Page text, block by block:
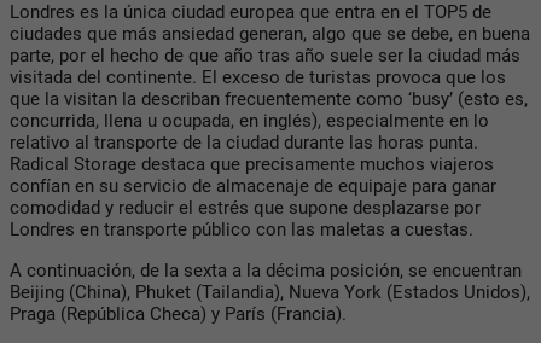
Londres es la única ciudad europea que entra en el TOP5 de
ciudades que más ansiedad generan, algo que se debe, en buena
parte, por el hecho de que año tras año suele ser la ciudad más
visitada del continente. El exceso de turistas provoca que los
que la visitan la describan frecuentemente como ‘busy’ (esto es,
concurrida, llena u ocupada, en inglés), especialmente en lo
relativo al transporte de la ciudad durante las horas punta.
Radical Storage destaca que precisamente muchos viajeros
confían en su servicio de almacenaje de equipaje para ganar
comodidad y reducir el estrés que supone desplazarse por
Londres en transporte público con las maletas a cuestas.
A continuación, de la sexta a la décima posición, se encuentran
Beijing (China), Phuket (Tailandia), Nueva York (Estados Unidos),
Praga (República Checa) y París (Francia).